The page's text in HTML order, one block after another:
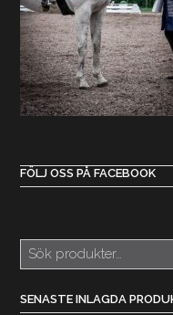
FÖLJ OSS PÅ FACEBOOK
Sök
efter:
SENASTE INLAGDA